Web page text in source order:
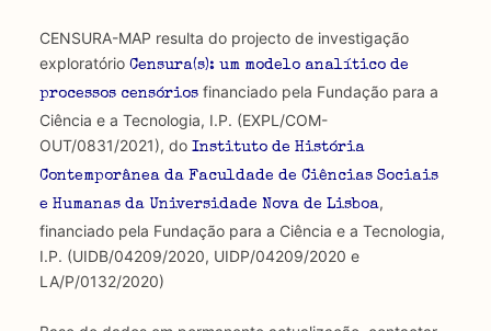
CENSURA-MAP resulta do projecto de investigação
exploratório Censura(s): um modelo analítico de
processos censóriosfinanciado pela Fundação para a
Ciência e a Tecnologia, I.P. (EXPL/COM-
OUT/0831/2021), do Instituto de História
Contemporânea da Faculdade de Ciências Sociais
e Humanas da Universidade Nova de Lisboa,
financiado pela Fundação para a Ciência e a Tecnologia,
I.P. (UIDB/04209/2020, UIDP/04209/2020 e
LA/P/0132/2020)